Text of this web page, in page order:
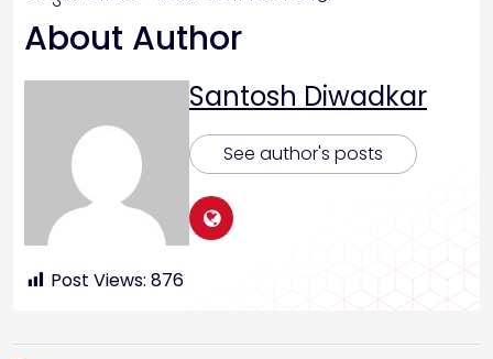
About Author
Santosh Diwadkar
See author's posts
Post Views: 876